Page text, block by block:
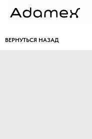
ВЕРНУТЬСЯ НАЗАД